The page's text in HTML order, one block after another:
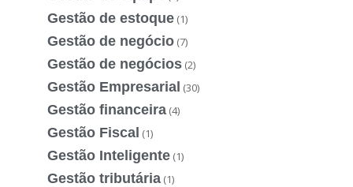
Gestão de estoque (1)
Gestão de negócio (7)
Gestão de negócios (2)
Gestão Empresarial (30)
Gestão financeira (4)
Gestão Fiscal (1)
Gestão Inteligente (1)
Gestão tributária (1)